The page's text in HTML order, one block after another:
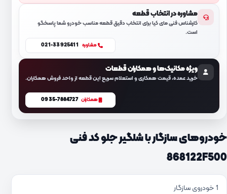
مشاوره در انتخاب قطعه
کارشناس فنی مای کیا برای انتخاب دقیق قطعه مناسب خودرو شما پاسخگو
است.
مشاوره 021-33925411
ویژه مکانیک‌ها و همکاران قطعات
خرید عمده، قیمت همکاری و استعلام سریع این قطعه از واحد فروش همکاران.
همکاران 0935-7884727
خودروهای سازگار با شلگیر جلو کد فنی
868122F500
1 خودروی سازگار